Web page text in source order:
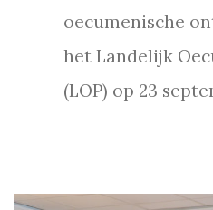
oecumenische
het Landelijk
(LOP) op 23